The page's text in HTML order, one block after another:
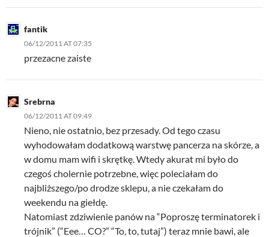
fantik
06/12/2011 AT 07:35
przezacne zaiste
Srebrna
06/12/2011 AT 09:49
Nieno, nie ostatnio, bez przesady. Od tego czasu
wyhodowałam dodatkową warstwę pancerza na skórze, a
w domu mam wifi i skrętkę. Wtedy akurat mi było do
czegoś cholernie potrzebne, więc poleciałam do
najbliższego/po drodze sklepu, a nie czekałam do
weekendu na giełdę.
Natomiast zdziwienie panów na “Poproszę terminatorek i
trójnik” (“Eee… CO?” “To, to, tutaj”) teraz mnie bawi, ale